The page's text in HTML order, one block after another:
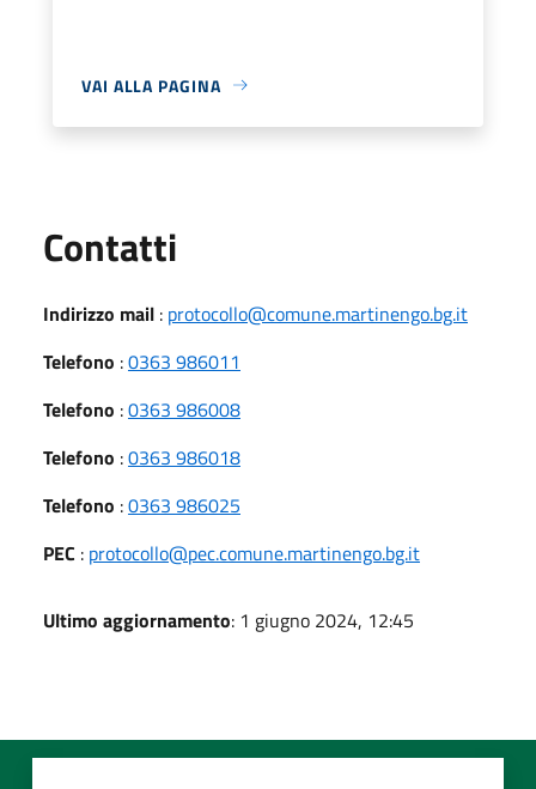
VAI ALLA PAGINA
Contatti
Indirizzo mail : protocollo@comune.martinengo.bg.it
Telefono :0363 986011
Telefono :0363 986008
Telefono :0363 986018
Telefono :0363 986025
PEC : protocollo@pec.comune.martinengo.bg.it
Ultimo aggiornamento: 1 giugno 2024, 12:45